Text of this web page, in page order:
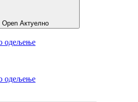
Open Актуелно
одељење
одељење